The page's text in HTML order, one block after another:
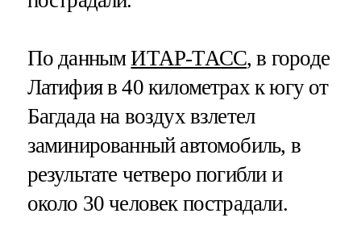
По даннымИТАР-ТАСС, в городе
Латифия в 40 километрах к югу от
Багдада на воздух взлетел
заминированный автомобиль, в
результате четверо погибли и
около 30 человек пострадали.